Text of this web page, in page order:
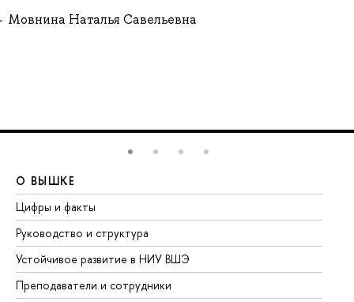
Мовнина Наталья Савельевна
О ВЫШКЕ
Цифры и факты
Руководство и структура
Устойчивое развитие в НИУ ВШЭ
Преподаватели и сотрудники